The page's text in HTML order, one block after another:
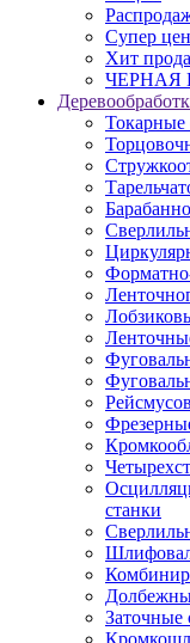
Супер
Хит
ЧЕРНАЯ
Токарные
станки
Заточные